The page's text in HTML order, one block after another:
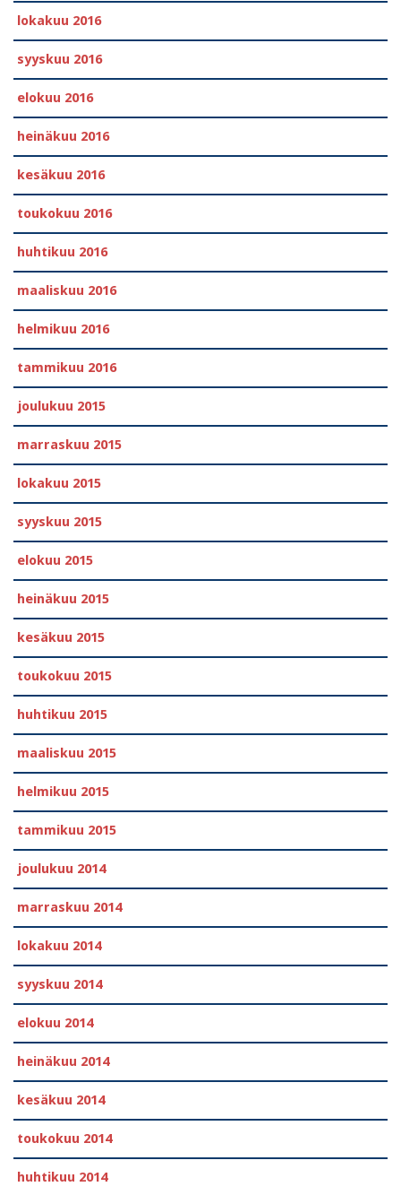
lokakuu 2016
syyskuu 2016
elokuu 2016
heinäkuu 2016
kesäkuu 2016
toukokuu 2016
huhtikuu 2016
maaliskuu 2016
helmikuu 2016
tammikuu 2016
joulukuu 2015
marraskuu 2015
lokakuu 2015
syyskuu 2015
elokuu 2015
heinäkuu 2015
kesäkuu 2015
toukokuu 2015
huhtikuu 2015
maaliskuu 2015
helmikuu 2015
tammikuu 2015
joulukuu 2014
marraskuu 2014
lokakuu 2014
syyskuu 2014
elokuu 2014
heinäkuu 2014
kesäkuu 2014
toukokuu 2014
huhtikuu 2014